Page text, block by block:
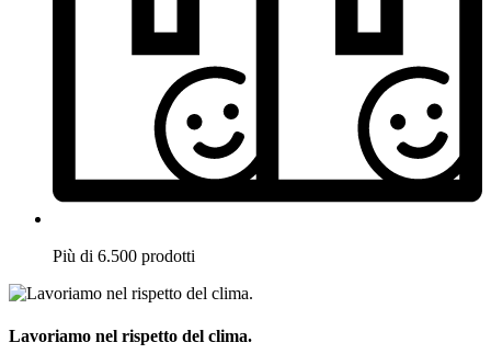
Più di 6.500 prodotti
Lavoriamo nel rispetto del clima.